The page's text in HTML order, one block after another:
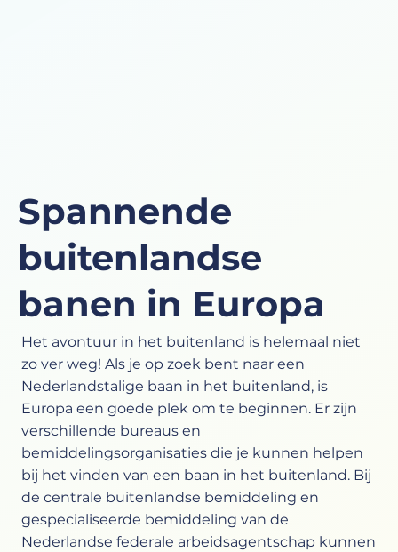
Spannende
buitenlandse
banen in Europa
Het avontuur in het buitenland is helemaal niet
zo ver weg! Als je op zoek bent naar een
Nederlandstalige baan in het buitenland, is
Europa een goede plek om te beginnen. Er zijn
verschillende bureaus en
bemiddelingsorganisaties die je kunnen helpen
bij het vinden van een baan in het buitenland. Bij
de centrale buitenlandse bemiddeling en
gespecialiseerde bemiddeling van de
Nederlandse federale arbeidsagentschap kunnen